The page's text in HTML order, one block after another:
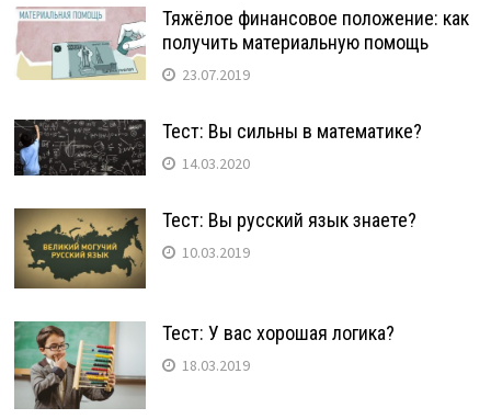
Тяжёлое финансовое положение: как
получить материальную помощь
23.07.2019
Тест: Вы сильны в математике?
14.03.2020
Тест: Вы русский язык знаете?
10.03.2019
Тест: У вас хорошая логика?
18.03.2019